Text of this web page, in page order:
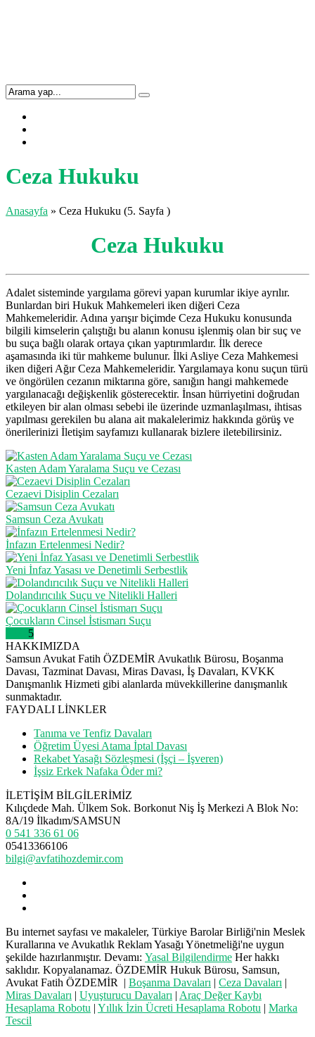
Ceza Hukuku
Anasayfa » Ceza Hukuku (5. Sayfa )
Ceza Hukuku
Adalet sisteminde yargılama görevi yapan kurumlar ikiye ayrılır.
Bunlardan biri Hukuk Mahkemeleri iken diğeri Ceza
Mahkemeleridir. Adına yarışır biçimde Ceza Hukuku konusunda
bilgili kimselerin çalıştığı bu alanın konusu işlenmiş olan bir suç ve
bu suça bağlı olarak ortaya çıkan yaptırımlardır. İlk derece
aşamasında iki tür mahkeme bulunur. İlki Asliye Ceza Mahkemesi
iken diğeri Ağır Ceza Mahkemeleridir. Yargılamaya konu suçun türü
ve öngörülen cezanın miktarına göre, sanığın hangi mahkemede
yargılanacağı değişkenlik gösterecektir. İnsan hürriyetini doğrudan
etkileyen bir alan olması sebebi ile üzerinde uzmanlaşılması, ihtisas
yapılması gerekilen bu alana ait makalelerimiz hakkında görüş ve
önerilerinizi İletişim sayfamızı kullanarak bizlere iletebilirsiniz.
Kasten Adam Yaralama Suçu ve Cezası
Cezaevi Disiplin Cezaları
Samsun Ceza Avukatı
İnfazın Ertelenmesi Nedir?
Yeni İnfaz Yasası ve Denetimli Serbestlik
Dolandırıcılık Suçu ve Nitelikli Halleri
Çocukların Cinsel İstismarı Suçu
5
HAKKIMIZDA
Samsun Avukat Fatih ÖZDEMİR Avukatlık Bürosu, Boşanma
Davası, Tazminat Davası, Miras Davası, İş Davaları, KVKK
Danışmanlık Hizmeti gibi alanlarda müvekkillerine danışmanlık
sunmaktadır.
FAYDALI LİNKLER
Tanıma ve Tenfiz Davaları
Öğretim Üyesi Atama İptal Davası
Rekabet Yasağı Sözleşmesi (İşçi – İşveren)
İşsiz Erkek Nafaka Öder mi?
İLETİŞİM BİLGİLERİMİZ
Kılıçdede Mah. Ülkem Sok. Borkonut Niş İş Merkezi A Blok No:
8A/19 İlkadım/SAMSUN
0 541 336 61 06
05413366106
bilgi@avfatihozdemir.com
Bu internet sayfası ve makaleler, Türkiye Barolar Birliği'nin Meslek
Kurallarına ve Avukatlık Reklam Yasağı Yönetmeliği'ne uygun
şekilde hazırlanmıştır. Devamı: Yasal Bilgilendirme Her hakkı
saklıdır. Kopyalanamaz. ÖZDEMİR Hukuk Bürosu, Samsun,
Avukat Fatih ÖZDEMİR | Boşanma Davaları | Ceza Davaları |
Miras Davaları | Uyuşturucu Davaları | Araç Değer Kaybı
Hesaplama Robotu | Yıllık İzin Ücreti Hesaplama Robotu | Marka
Tescil